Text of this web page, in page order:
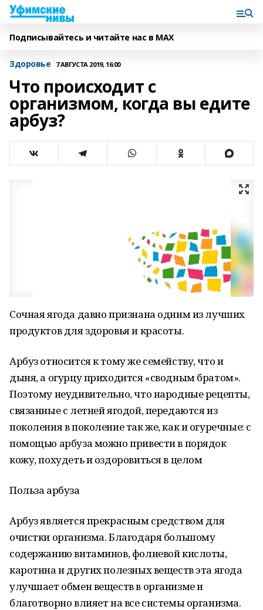
Подписывайтесь и читайте нас в MAX
Здоровье 7 АВГУСТА 2019, 16:00
Что происходит с
организмом, когда вы едите
арбуз?
Сочная ягода давно признана одним из лучших
продуктов для здоровья и красоты.
Арбуз относится к тому же семейству, что и
дыня, а огурцу приходится «сводным братом».
Поэтому неудивительно, что народные рецепты,
связанные с летней ягодой, передаются из
поколения в поколение так же, как и огуречные: с
помощью арбуза можно привести в порядок
кожу, похудеть и оздоровиться в целом
Польза арбуза
Арбуз является прекрасным средством для
очистки организма. Благодаря большому
содержанию витаминов, фолиевой кислоты,
каротина и других полезных веществ эта ягода
улучшает обмен веществ в организме и
благотворно влияет на все системы организма.